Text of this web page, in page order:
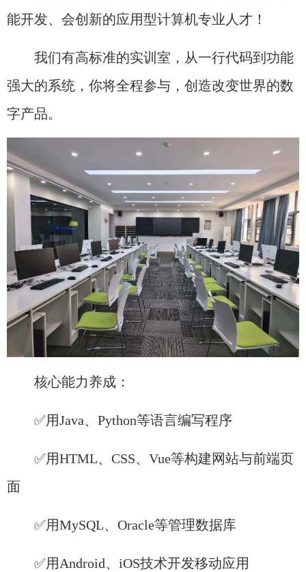
能开发、会创新的应用型计算机专业人才！
我们有高标准的实训室，从一行代码到功能
强大的系统，你将全程参与，创造改变世界的数
字产品。
核心能力养成：​
✅用Java、Python等语言编写程序
✅用HTML、CSS、Vue等构建网站与前端页
面
✅用MySQL、Oracle等管理数据库
✅用Android、iOS技术开发移动应用